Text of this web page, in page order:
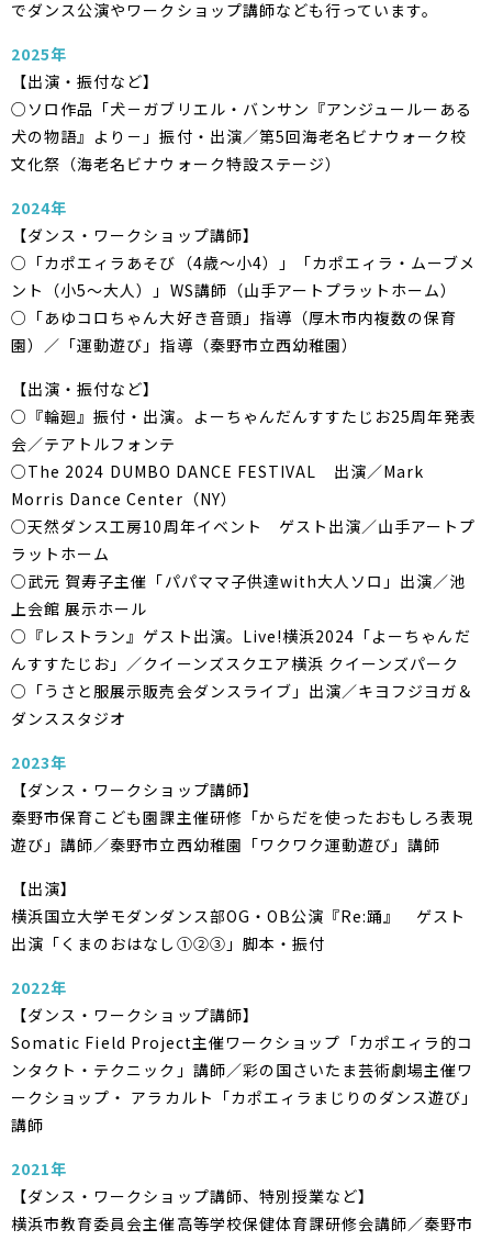
でダンス公演やワークショップ講師なども行っています。
2025年
【出演・振付など】
○ソロ作品「犬－ガブリエル・バンサン『アンジュールーある
犬の物語』より－」振付・出演／第5回海老名ビナウォーク校
文化祭（海老名ビナウォーク特設ステージ）
2024年
【ダンス・ワークショップ講師】
○「カポエィラあそび（4歳～小4）」「カポエィラ・ムーブメ
ント（小5～大人）」WS講師（山手アートプラットホーム）
○「あゆコロちゃん大好き音頭」指導（厚木市内複数の保育
園）／「運動遊び」指導（秦野市立西幼稚園）
【出演・振付など】
○『輪廻』振付・出演。よーちゃんだんすすたじお25周年発表
会／テアトルフォンテ
○The 2024 DUMBO DANCE FESTIVAL 出演／Mark
Morris Dance Center（NY）
○天然ダンス工房10周年イベント ゲスト出演／山手アートプ
ラットホーム
○武元 賀寿子主催「パパママ子供達with大人ソロ」出演／池
上会館 展示ホール
○『レストラン』ゲスト出演。Live!横浜2024「よーちゃんだ
んすすたじお」／クイーンズスクエア横浜 クイーンズパーク
○「うさと服展示販売会ダンスライブ」出演／キヨフジヨガ＆
ダンススタジオ
2023年
【ダンス・ワークショップ講師】
秦野市保育こども園課主催研修「からだを使ったおもしろ表現
遊び」講師／秦野市立西幼稚園「ワクワク運動遊び」講師
【出演】
横浜国立大学モダンダンス部OG・OB公演『Re:踊』 ゲスト
出演「くまのおはなし①②③」脚本・振付
2022年
【ダンス・ワークショップ講師】
Somatic Field Project主催ワークショップ「カポエィラ的コ
ンタクト・テクニック」講師／彩の国さいたま芸術劇場主催ワ
ークショップ・ アラカルト「カポエィラまじりのダンス遊び」
講師
2021年
【ダンス・ワークショップ講師、特別授業など】
横浜市教育委員会主催高等学校保健体育課研修会講師／秦野市